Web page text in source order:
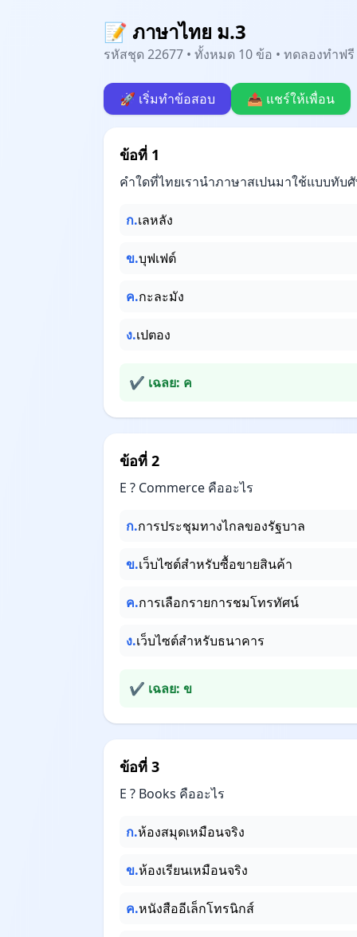
📝 ภาษาไทย ม.3
รหัสชุด 22677 • ทั้งหมด 10 ข้อ • ทดลองทำฟ
🚀 เริ่มทำข้อสอบ 📤 แชร์ให้เพื่อน
ข้อที่ 1
คำใดที่ไทยเรานำภาษาสเปนมาใช้แบบทับ
ก.เลหลัง
ข.บุฟเฟต์
ค.กะละมัง
ง.เปตอง
✔ เฉลย: ค
ข้อที่ 2
E ? Commerce คืออะไร
ก.การประชุมทางไกลของรัฐบาล
ข.เว็บไซต์สำหรับซื้อขายสินค้า
ค.การเลือกรายการชมโทรทัศน์
ง.เว็บไซต์สำหรับธนาคาร
✔ เฉลย: ข
ข้อที่ 3
E ? Books คืออะไร
ก.ห้องสมุดเหมือนจริง
ข.ห้องเรียนเหมือนจริง
ค.หนังสืออีเล็กโทรนิกส์